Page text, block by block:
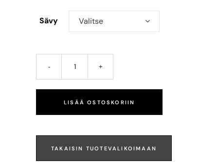
Sävy Valitse
LISÄÄ OSTOSKORIIN
TAKAISIN TUOTEVALIKOIMAAN